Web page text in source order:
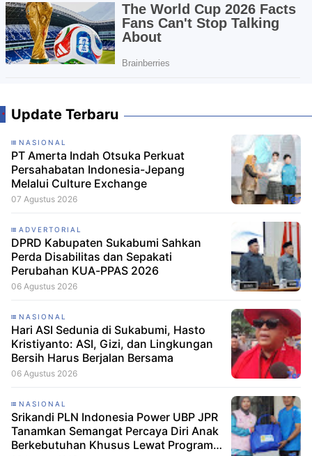
Update Terbaru
NASIONAL
PT Amerta Indah Otsuka Perkuat
Persahabatan Indonesia-Jepang
Melalui Culture Exchange
07 Agustus 2026
ADVERTORIAL
DPRD Kabupaten Sukabumi Sahkan
Perda Disabilitas dan Sepakati
Perubahan KUA-PPAS 2026
06 Agustus 2026
NASIONAL
Hari ASI Sedunia di Sukabumi, Hasto
Kristiyanto: ASI, Gizi, dan Lingkungan
Bersih Harus Berjalan Bersama
06 Agustus 2026
NASIONAL
Srikandi PLN Indonesia Power UBP JPR
Tanamkan Semangat Percaya Diri Anak
Berkebutuhan Khusus Lewat Program